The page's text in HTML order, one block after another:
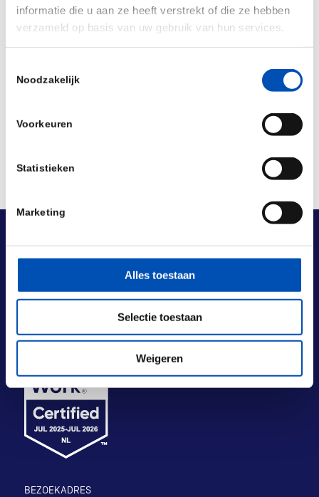
informatie die u aan ze heeft verstrekt of die ze hebben
verzameld op basis van uw gebruik van hun services.
Noodzakelijk
Voorkeuren
Statistieken
Marketing
Alles toestaan
Selectie toestaan
Weigeren
Pleaseregister via the website.
Deel dit stuk
BEZOEKADRES